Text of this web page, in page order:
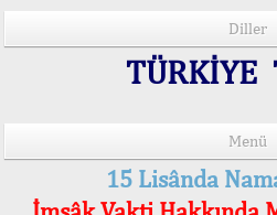
Diller
TÜRKİYE
Menü
15 Lisânda